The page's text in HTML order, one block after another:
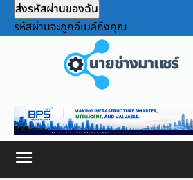
รหัสผ่านจะถูกอีเมล์ถึงคุณ